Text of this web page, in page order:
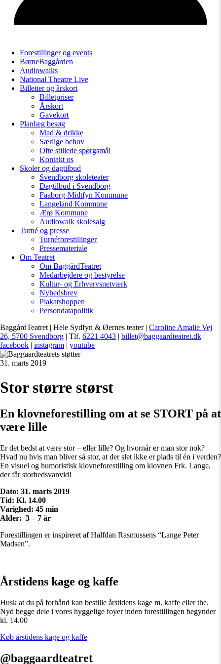
Forestillinger og events
BørneBaggården
Audiowalks
National Theatre Live
Billetter og årskort
Billetpriser
Årskort
Gavekort
Planlæg besøg
Mad & drikke
Særlige behov
Ofte stillede spørgsmål
Kontakt os
Skoler og dagtilbud
Svendborg skoleteater
Dagtilbud i Svendborg
Faaborg-Midtfyn Kommune
Langeland Kommune
Ærø Kommune
Audiowalk skolesalg
Turné og presse
Turnéforestillinger
Pressemateriale
Om Teatret
Om BaggårdTeatret
Medarbejdere og bestyrelse
Kultur- og Erhvervsnetværk
Nyhedsbrev
Plakatshoppen
Persondatapolitik
BaggårdTeatret | Hele Sydfyn & Øernes teater | Caroline Amalie Vej
26, 5700 Svendborg | Tlf. 6221 4043 billet@baggaardteatret.dk
facebook
instagram youtube
31. marts 2019
Stor større størst
En klovneforestilling om at se STORT på at
være lille
Er det bedst at være stor – eller lille? Og hvornår er man stor nok?
Hvad nu hvis man bliver så stor, at der slet ikke er plads til én i verden?
En visuel og humoristisk klovneforestilling om klovnen Frk. Lange,
der får storhedsvanvid!
Dato: 31. marts 2019
Tid: Kl. 14.00
Varighed: 45 min
Alder: 3 – 7 år
Forestillingen er inspireret af Halfdan Rasmussens “Lange Peter
Madsen”.
Årstidens kage og kaffe
Husk at du på forhånd kan bestille årstidens kage m. kaffe eller the.
Nyd begge dele i vores hyggelige foyer inden forestillingen begynder
kl. 14.00
Køb årstidens kage og kaffe
@baggaardteatret